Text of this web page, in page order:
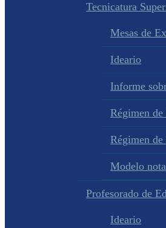
Tecnicatura
Mesas de
Ideario
Informe
Régimen
Régimen
Modelo
Profesorado de
Ideario